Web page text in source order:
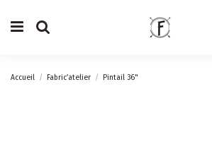
Accueil Fabric’atelier Pintail 36"